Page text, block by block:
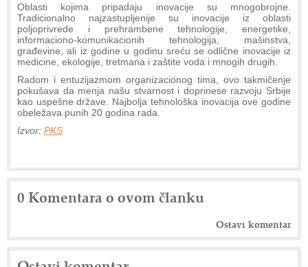
Oblasti kojima pripadaju inovacije su mnogobrojne.
Tradicionalno najzastupljenije su inovacije iz oblasti
poljoprivrede i prehrambene tehnologije, energetike,
informaciono-komunikacionih tehnologija, mašinstva,
građevine, ali iz godine u godinu sreću se odlične inovacije iz
medicine, ekologije, tretmana i zaštite voda i mnogih drugih.
Radom i entuzijazmom organizacionog tima, ovo takmičenje
pokušava da menja našu stvarnost i doprinese razvoju Srbije
kao uspešne države. Najbolja tehnološka inovacija ove godine
obeležava punih 20 godina rada.
Izvor: PKS
0 Komentara o ovom članku
Ostavi komentar